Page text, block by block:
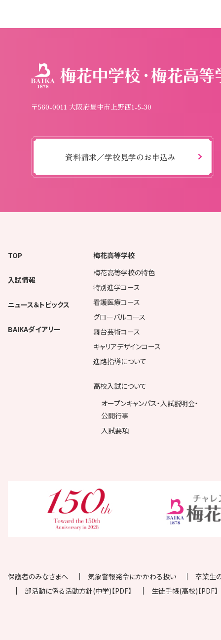
〒560-0011 大阪府豊中市上野西1-5-30
資料請求／学校見学のお申込み
TOP
入試情報
ニュース＆トピックス
BAIKAダイアリー
梅花高等学校
梅花高等学校の特色
特別進学コース
看護医療コース
グローバルコース
舞台芸術コース
キャリアデザインコース
進路指導について
高校入試について
オープンキャンパス・入試説明会・
公開行事
入試要項
保護者のみなさまへ 気象警報発令にかかわる扱い
卒業生
部活動に係る活動方針(中学)【PDF】
生徒手帳(高校)【PDF】